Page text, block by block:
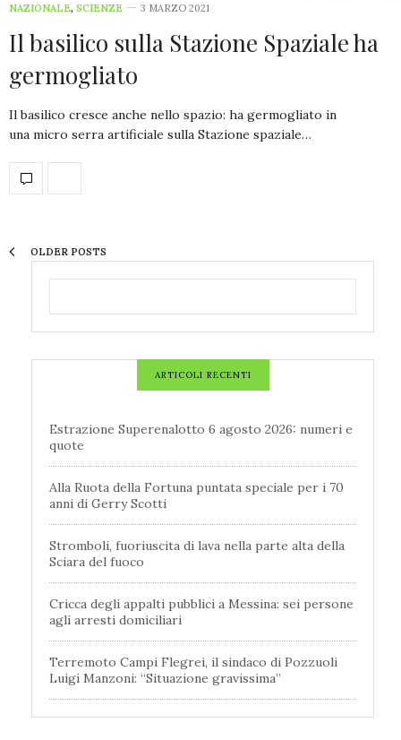
NAZIONALE, SCIENZE 3 MARZO 2021
Il basilico sulla Stazione Spaziale ha
germogliato
Il basilico cresce anche nello spazio: ha germogliato in
una micro serra artificiale sulla Stazione spaziale…
OLDER POSTS
ARTICOLI RECENTI
Estrazione Superenalotto 6 agosto 2026: numeri e
quote
Alla Ruota della Fortuna puntata speciale per i 70
anni di Gerry Scotti
Stromboli, fuoriuscita di lava nella parte alta della
Sciara del fuoco
Cricca degli appalti pubblici a Messina: sei persone
agli arresti domiciliari
Terremoto Campi Flegrei, il sindaco di Pozzuoli
Luigi Manzoni: “Situazione gravissima”